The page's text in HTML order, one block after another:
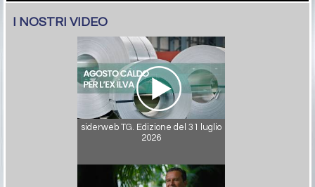
I NOSTRI VIDEO
siderweb TG. Edizione del 31 luglio
2026